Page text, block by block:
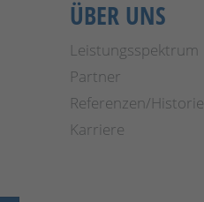
ÜBER UNS
Leistungsspektrum
Partner
Referenzen/Historie
Karriere